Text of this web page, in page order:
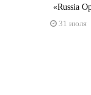
«Russia
31 июля